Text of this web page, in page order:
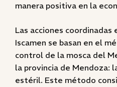
manera positiva en la
Las acciones coordinadas
Iscamen se basan en el
control de la mosca del
la provincia de Mendoza:
estéril. Este método